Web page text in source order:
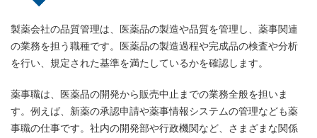
製薬会社の品質管理は、医薬品の製造や品質を管理し、薬事関連
の業務を担う職種です。医薬品の製造過程や完成品の検査や分析
を行い、規定された基準を満たしているかを確認します。
薬事職は、医薬品の開発から販売中止までの業務全般を担いま
す。例えば、新薬の承認申請や薬事情報システムの管理なども薬
事職の仕事です。社内の開発部や行政機関など、さまざまな関係